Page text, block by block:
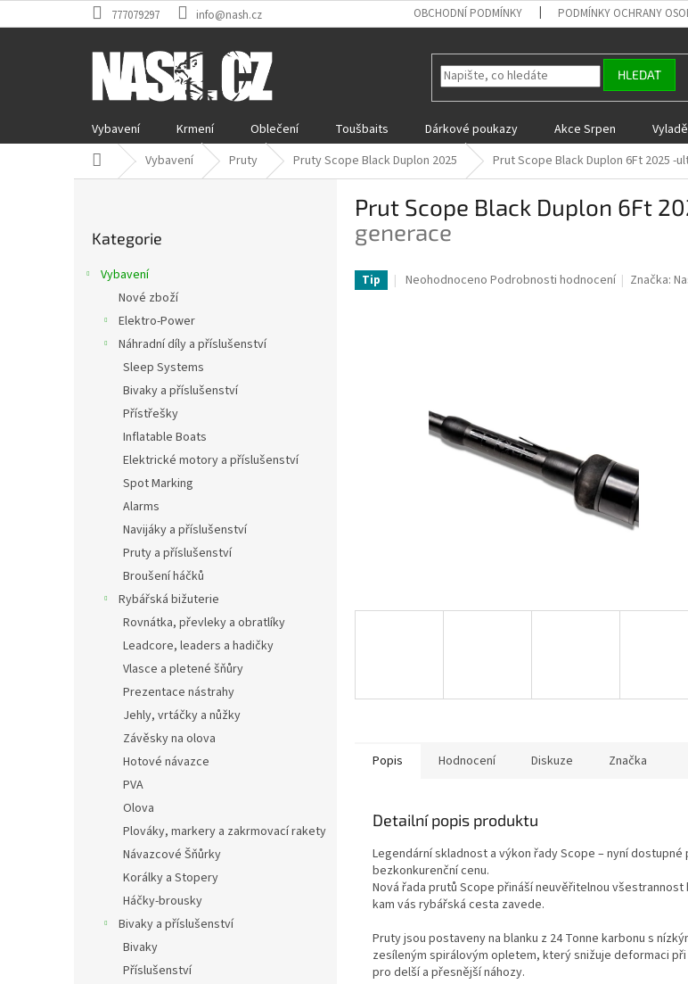
na
777079297 info@nash.cz OBCHODNÍ PODMÍNKY PODMÍNKY OCHRANY
HLEDAT
Vybavení Krmení Oblečení Toušbaits Dárkové poukazy Akce Srpen
Domů Vybavení Pruty Pruty Scope Black Duplon 2025 Prut Scope Black Duplon 6Ft 2025 -
kategorie
Kategorie
Vybavení
Nové zboží
Elektro-Power
Náhradní díly a příslušenství
Sleep Systems
Bivaky a příslušenství
Přístřešky
Inflatable Boats
Elektrické motory a příslušenství
Spot Marking
Alarms
Navijáky a příslušenství
Pruty a příslušenství
Broušení háčků
Rybářská bižuterie
Rovnátka, převleky a obratlíky
Leadcore, leaders a hadičky
Vlasce a pletené šňůry
Prezentace nástrahy
Jehly, vrtáčky a nůžky
Závěsky na olova
Hotové návazce
PVA
Olova
Plováky, markery a zakrmovací rakety
Návazcové Šňůrky
Korálky a Stopery
Háčky-brousky
Bivaky a příslušenství
Bivaky
Příslušenství
Prut Scope Black Duplon 6Ft
generace
Tip
Průměrné
Neohodnoceno Podrobnosti hodnocení Značka:
Popis Hodnocení Diskuze Značka
Detailní popis produktu
Legendární skladnost a výkon řady Scope – nyní
bezkonkurenční cenu.
Nová řada prutů Scope přináší neuvěřitelnou
kam vás rybářská cesta zavede.
Pruty jsou postaveny na blanku z 24 Tonne karbonu s
zesíleným spirálovým opletem, který snižuje deformaci
pro delší a přesnější náhozy.